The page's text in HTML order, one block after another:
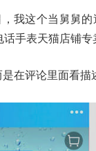
我这个当舅舅
手表天猫店铺
在评论里面看描